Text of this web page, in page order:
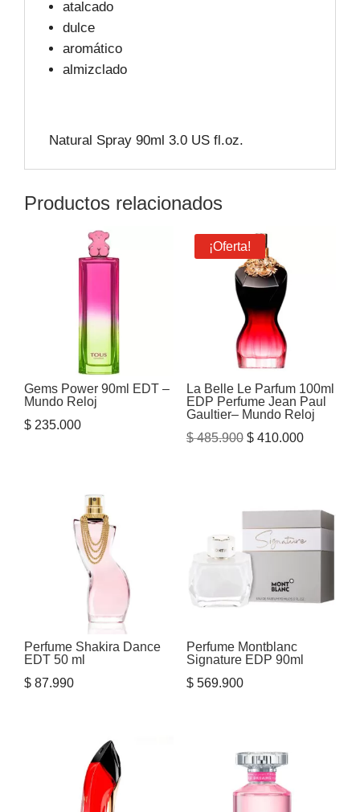
atalcado
dulce
aromático
almizclado
Natural Spray 90ml 3.0 US fl.oz.
Productos relacionados
Gems Power 90ml EDT –
Mundo Reloj
$ 235.000
¡Oferta!
La Belle Le Parfum 100ml
EDP Perfume Jean Paul
Gaultier– Mundo Reloj
$485.900 El
$410.000El
Perfume Shakira Dance
EDT 50 ml
$ 87.990
Perfume Montblanc
Signature EDP 90ml
$569.900